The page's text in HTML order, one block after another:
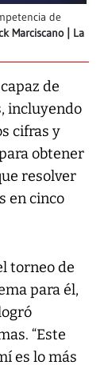
de
Marciscano | La
de
incluyendo
cifras y
obtener
resolver
en cinco
torneo de
para él,
“Este
es lo más